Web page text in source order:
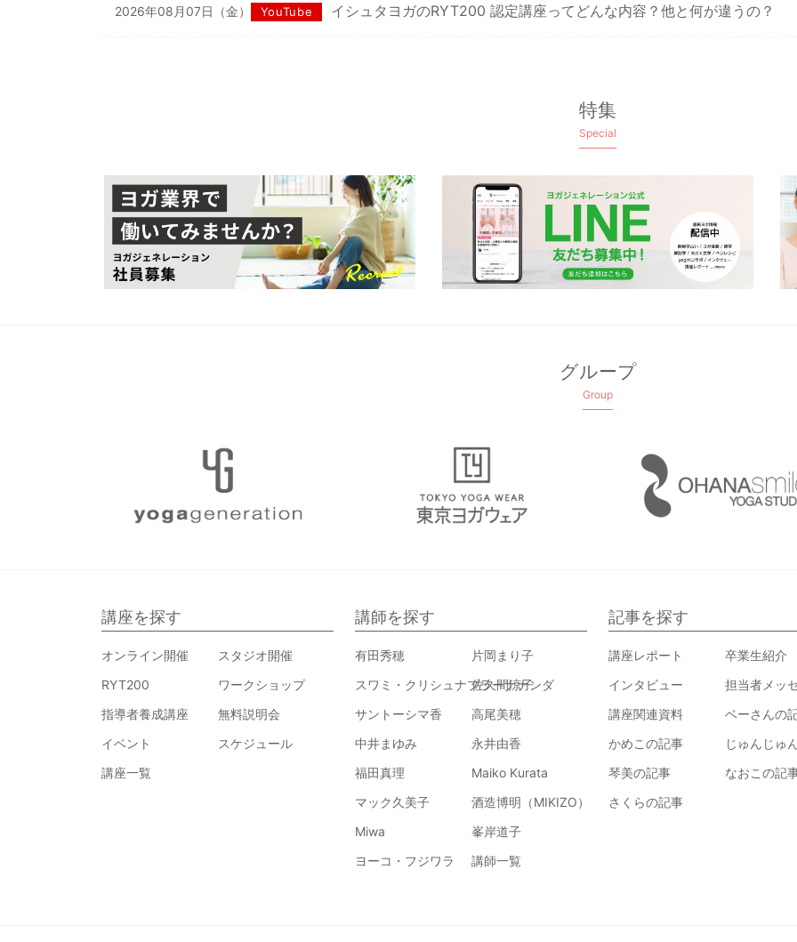
2026年08月07日（金） YouTube イシュタヨガのRYT200 認定講座ってどんな内容？他と何が違うの？
特集
Special
グループ
Group
講座を探す
オンライン開催
スタジオ開催
RYT200
ワークショップ
指導者養成講座
無料説明会
イベント
スケジュール
講座一覧
講師を探す
有田秀穂
片岡まり子
スワミ・クリシュナプラーナナンダ
佐久間涼子
サントーシマ香
高尾美穂
中井まゆみ
永井由香
福田真理
Maiko Kurata
マック久美子
酒造博明（MIKIZO）
Miwa
峯岸道子
ヨーコ・フジワラ
講師一覧
記事を探す
講座レポート
卒業生紹介
インタビュー
担当者メッ
講座関連資料
ベーさんの
かめこの記事
じゅんじゅ
琴美の記事
なおこの記
さくらの記事